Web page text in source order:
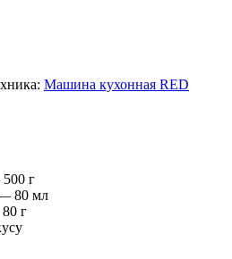
Машина кухонная RED
г
80 мл
г